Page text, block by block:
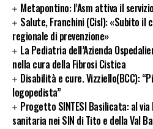
Metapontino: l’Asm attiva il
Salute, Franchini (Cisl): «Subito il
regionale di prevenzione»
La Pediatria dell’Azienda
nella cura della Fibrosi Cistica
Disabilità e cure. Vizziello(BCC):
logopedista”
Progetto SINTESI Basilicata: al
sanitaria nei SIN di Tito e della Val